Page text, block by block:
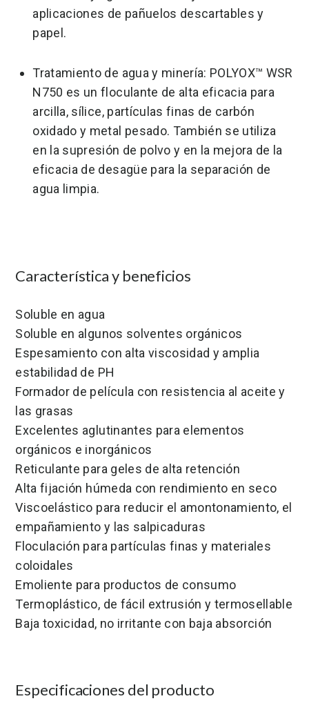
aplicaciones de pañuelos descartables y
papel.
Tratamiento de agua y minería: POLYOX™ WSR
N750 es un floculante de alta eficacia para
arcilla, sílice, partículas finas de carbón
oxidado y metal pesado. También se utiliza
en la supresión de polvo y en la mejora de la
eficacia de desagüe para la separación de
agua limpia.
Característica y beneficios
Soluble en agua
Soluble en algunos solventes orgánicos
Espesamiento con alta viscosidad y amplia
estabilidad de PH
Formador de película con resistencia al aceite y
las grasas
Excelentes aglutinantes para elementos
orgánicos e inorgánicos
Reticulante para geles de alta retención
Alta fijación húmeda con rendimiento en seco
Viscoelástico para reducir el amontonamiento, el
empañamiento y las salpicaduras
Floculación para partículas finas y materiales
coloidales
Emoliente para productos de consumo
Termoplástico, de fácil extrusión y termosellable
Baja toxicidad, no irritante con baja absorción
Especificaciones del producto